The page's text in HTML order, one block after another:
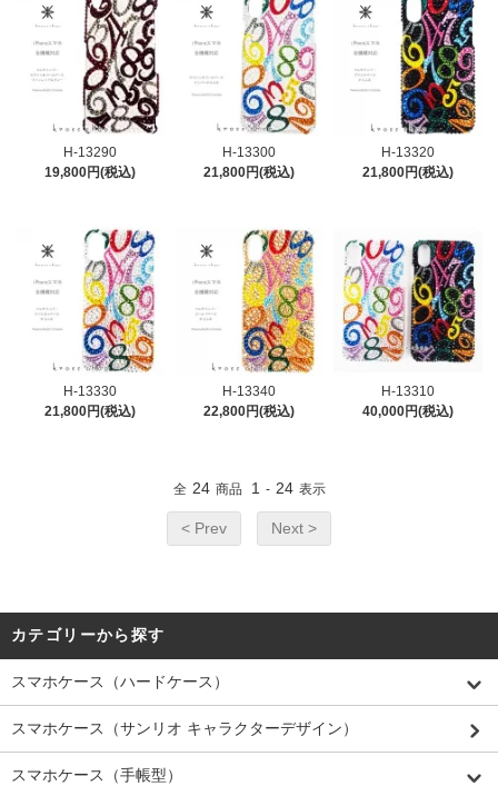
H-13290
19,800円(税込)
H-13300
21,800円(税込)
H-13320
21,800円(税込)
H-13330
21,800円(税込)
H-13340
22,800円(税込)
H-13310
40,000円(税込)
全 24 商品 1 - 24 表示
< Prev Next >
カテゴリーから探す
スマホケース（ハードケース）
スマホケース（サンリオ キャラクターデザイン）
スマホケース（手帳型）